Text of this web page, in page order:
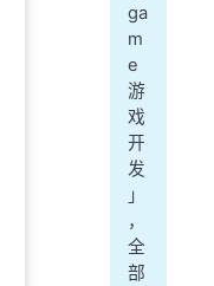
ga
m
e
游
戏
开
发
」
，
全
部